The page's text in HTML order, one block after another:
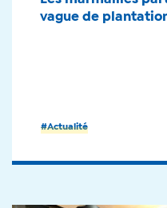
#Actualité
vague de